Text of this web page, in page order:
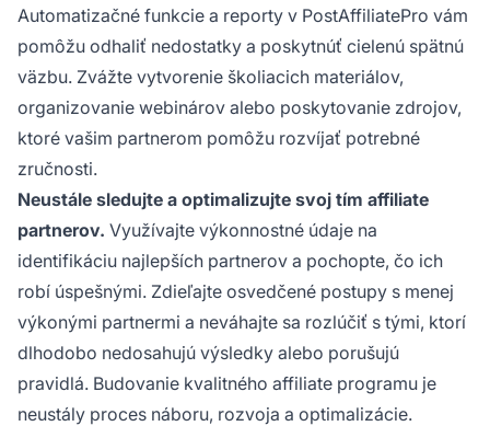
Automatizačné funkcie a reporty v PostAffiliatePro vám
pomôžu odhaliť nedostatky a poskytnúť cielenú spätnú
väzbu. Zvážte vytvorenie školiacich materiálov,
organizovanie webinárov alebo poskytovanie zdrojov,
ktoré vašim partnerom pomôžu rozvíjať potrebné
zručnosti.
Neustále sledujte a optimalizujte svoj tím affiliate
partnerov. Využívajte výkonnostné údaje na
identifikáciu najlepších partnerov a pochopte, čo ich
robí úspešnými. Zdieľajte osvedčené postupy s menej
výkonými partnermi a neváhajte sa rozlúčiť s tými, ktorí
dlhodobo nedosahujú výsledky alebo porušujú
pravidlá. Budovanie kvalitného affiliate programu je
neustály proces náboru, rozvoja a optimalizácie.